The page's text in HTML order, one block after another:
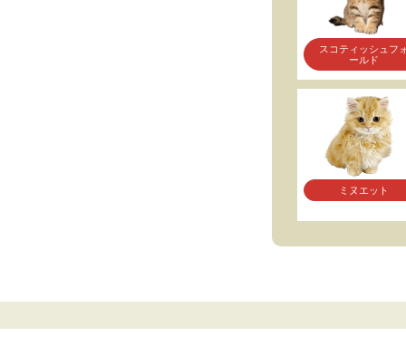
スコティッシュフ
ールド
ミヌエット